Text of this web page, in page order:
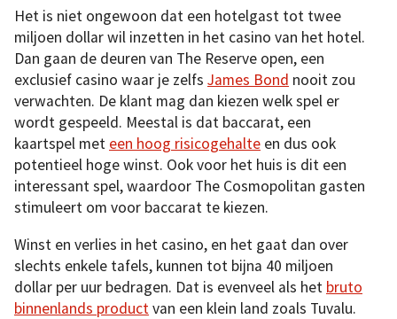
Het is niet ongewoon dat een hotelgast tot twee
miljoen dollar wil inzetten in het casino van het hotel.
Dan gaan de deuren van The Reserve open, een
exclusief casino waar je zelfs James Bond nooit zou
verwachten. De klant mag dan kiezen welk spel er
wordt gespeeld. Meestal is dat baccarat, een
kaartspel met een hoog risicogehalte en dus ook
potentieel hoge winst. Ook voor het huis is dit een
interessant spel, waardoor The Cosmopolitan gasten
stimuleert om voor baccarat te kiezen.
Winst en verlies in het casino, en het gaat dan over
slechts enkele tafels, kunnen tot bijna 40 miljoen
dollar per uur bedragen. Dat is evenveel als het bruto
binnenlands productvan een klein land zoals Tuvalu.